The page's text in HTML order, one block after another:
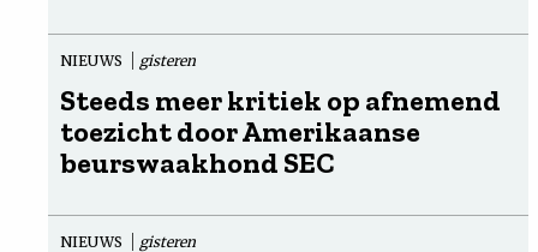
NIEUWS gisteren
Steeds meer kritiek op afnemend
toezicht door Amerikaanse
beurswaakhond SEC
NIEUWS gisteren